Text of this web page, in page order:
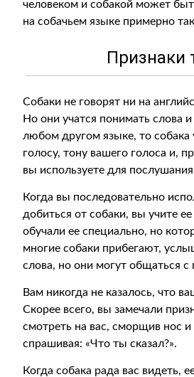
человеком и собакой может
на собачьем языке примерно
Признаки
Собаки не говорят ни на
Но они учатся понимать слова
любом другом языке, то собака
голосу, тону вашего голоса и,
вы используете для
Когда вы последовательно
добиться от собаки, вы учите
обучали ее специально, но
многие собаки прибегают,
слова, но они могут общаться
Вам никогда не казалось, что
Скорее всего, вы замечали
смотреть на вас, сморщив нос
спрашивая: «Что ты сказал?».
Когда собака рада вас видеть,